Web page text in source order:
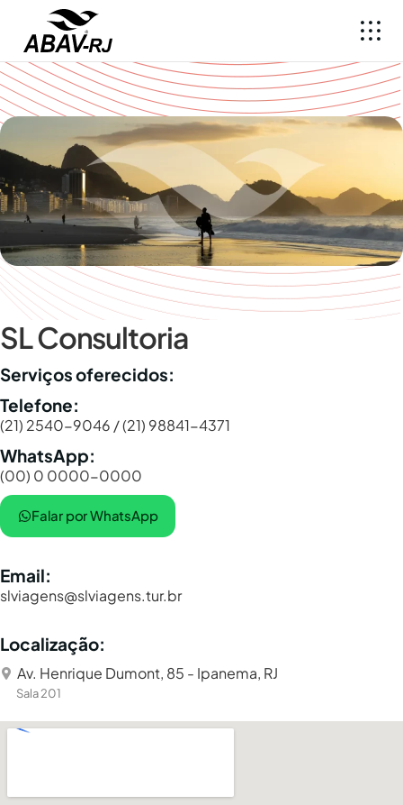
SL Consultoria
Serviços oferecidos:
Telefone:
(21) 2540-9046 / (21) 98841-4371
WhatsApp:
(00) 0 0000-0000
Falar por WhatsApp
Email:
slviagens@slviagens.tur.br
Localização:
Av. Henrique Dumont, 85 - Ipanema, RJ
Sala 201